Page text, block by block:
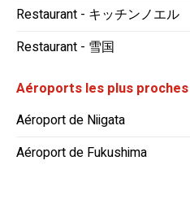
Restaurant - キッチンノエル
Restaurant - 雪国
Aéroports les plus proches
Aéroport de Niigata
Aéroport de Fukushima